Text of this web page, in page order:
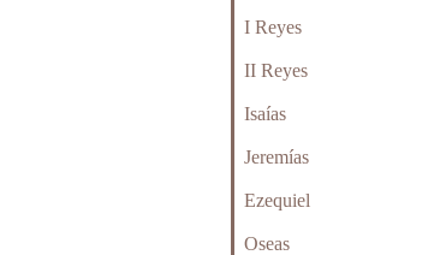
I Reyes
II Reyes
Isaías
Jeremías
Ezequiel
Oseas